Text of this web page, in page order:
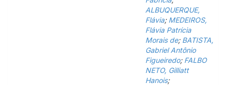
ALBUQUERQUE,
Flávia; MEDEIROS,
Flávia Patrícia
Morais de; BATISTA,
Gabriel Antônio
Figueiredo; FALBO
NETO, Gilliatt
Hanois;